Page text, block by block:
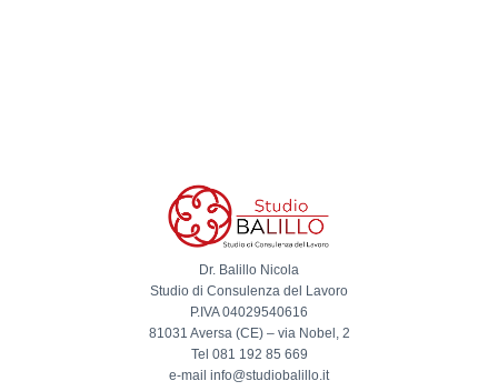
Dr. Balillo Nicola
Studio di Consulenza del Lavoro
P.IVA 04029540616
81031 Aversa (CE) – via Nobel, 2
Tel 081 192 85 669
e-mail info@studiobalillo.it